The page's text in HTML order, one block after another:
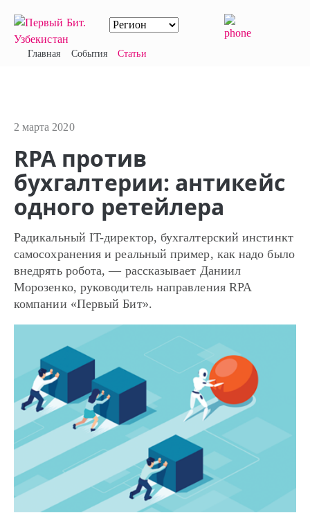
Главная События Статьи
2 марта 2020
RPA против
бухгалтерии: антикейс
одного ретейлера
Радикальный IT-директор, бухгалтерский инстинкт
самосохранения и реальный пример, как надо было
внедрять робота, — рассказывает Даниил
Морозенко, руководитель направления RPA
компании «Первый Бит».